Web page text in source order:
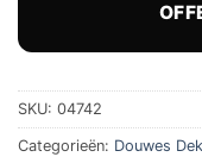
SKU: 04742
Categorieën: Douwes